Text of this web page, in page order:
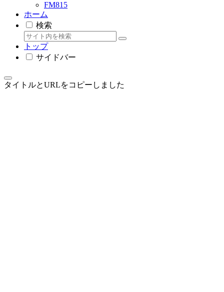
FM815
ホーム
検索
トップ
サイドバー
タイトルとURLをコピーしました